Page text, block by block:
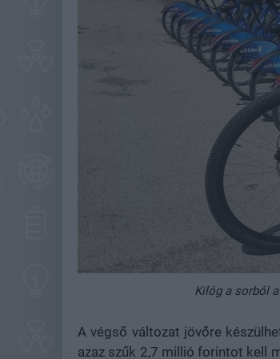
Kilóg a sorból
A végső változat jövőre
azaz szűk 2,7 millió forintot kell